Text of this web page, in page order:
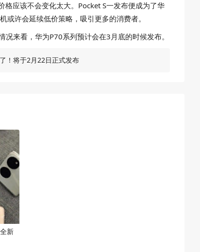
应该不会变化太大。Pocket S一发布便成为了华
许会延续低价策略，吸引更多的消费者。
来看，华为P70系列预计会在3月底的时候发布。
！将于2月22日正式发布
新